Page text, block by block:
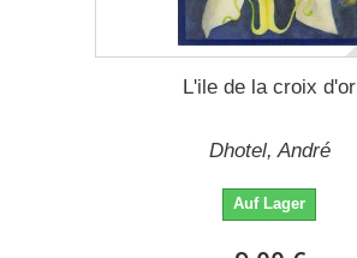
L'ile de la croix d'or
Dhotel, André
Auf Lager